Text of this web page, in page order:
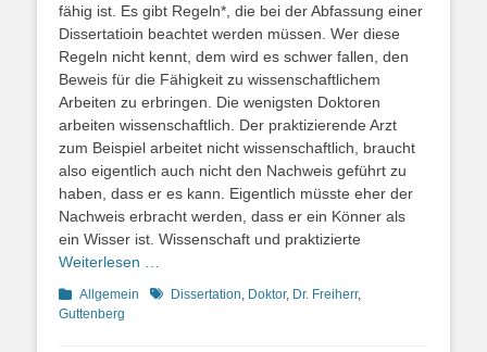
fähig ist. Es gibt Regeln*, die bei der Abfassung einer
Dissertatioin beachtet werden müssen. Wer diese
Regeln nicht kennt, dem wird es schwer fallen, den
Beweis für die Fähigkeit zu wissenschaftlichem
Arbeiten zu erbringen. Die wenigsten Doktoren
arbeiten wissenschaftlich. Der praktizierende Arzt
zum Beispiel arbeitet nicht wissenschaftlich, braucht
also eigentlich auch nicht den Nachweis geführt zu
haben, dass er es kann. Eigentlich müsste eher der
Nachweis erbracht werden, dass er ein Könner als
ein Wisser ist. Wissenschaft und praktizierte
Weiterlesen …
Kategorien
Allgemein Schlagworte
Dissertation Doktor, Dr. Freiherr,
Guttenberg